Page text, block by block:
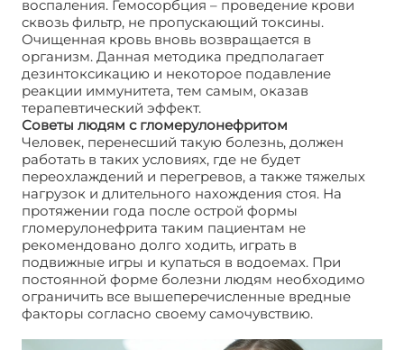
воспаления. Гемосорбция – проведение крови
сквозь фильтр, не пропускающий токсины.
Очищенная кровь вновь возвращается в
организм. Данная методика предполагает
дезинтоксикацию и некоторое подавление
реакции иммунитета, тем самым, оказав
терапевтический эффект.
Советы людям с гломерулонефритом
Человек, перенесший такую болезнь, должен
работать в таких условиях, где не будет
переохлаждений и перегревов, а также тяжелых
нагрузок и длительного нахождения стоя. На
протяжении года после острой формы
гломерулонефрита таким пациентам не
рекомендовано долго ходить, играть в
подвижные игры и купаться в водоемах. При
постоянной форме болезни людям необходимо
ограничить все вышеперечисленные вредные
факторы согласно своему самочувствию.